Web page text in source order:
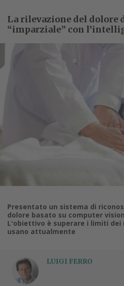
La rilevazione del dolore
“imparziale” con
Presentato un sistema di
dolore basato su computer
L'obiettivo è superare i limiti
usano attualmente
LUIGI FERRO